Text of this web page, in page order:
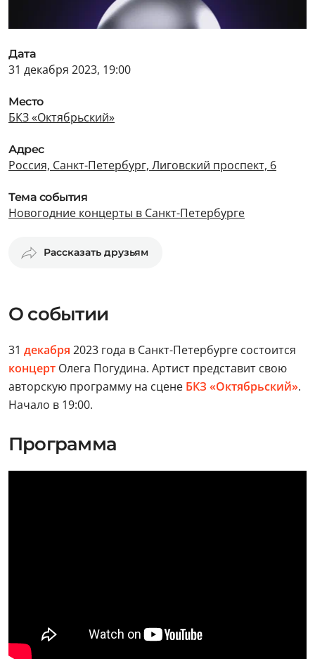
Дата
31 декабря 2023, 19:00
Место
БКЗ «Октябрьский»
Адрес
Россия, Санкт-Петербург, Лиговский проспект, 6
Тема события
Новогодние концерты в Санкт-Петербурге
Рассказать друзьям
О событии
31 декабря 2023 года в Санкт-Петербурге состоится
концерт Олега Погудина. Артист представит свою
авторскую программу на сцене БКЗ «Октябрьский».
Начало в 19:00.
Программа